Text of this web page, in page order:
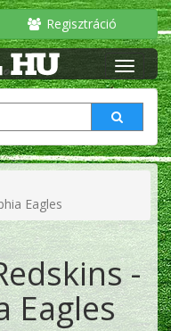
Regisztráció
Eagles
-
Eagles